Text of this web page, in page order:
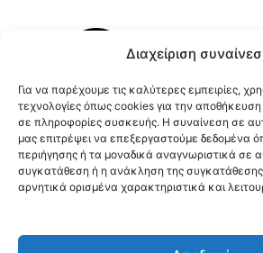
Διαχείριση
Για να παρέχουμε τις καλύτερες εμπειρίες,
τεχνολογίες όπως cookies για την
σε πληροφορίες συσκευής. Η συναίνεση σε
μας επιτρέψει να επεξεργαστούμε δεδομένα
περιήγησης ή τα μοναδικά αναγνωριστικά σε
συγκατάθεση ή η ανάκληση της
αρνητικά ορισμένα χαρακτηριστικά και